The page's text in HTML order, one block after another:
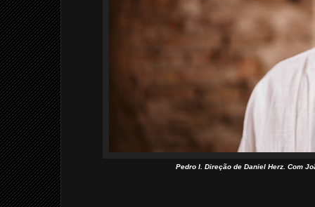
Pedro I. Direção de Daniel Herz. Com